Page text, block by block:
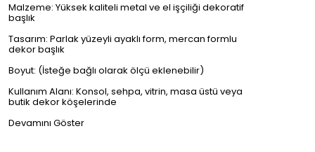
Malzeme: Yüksek kaliteli metal ve el işçiliği dekoratif
başlık
Tasarım: Parlak yüzeyli ayaklı form, mercan formlu
dekor başlık
Boyut: (İsteğe bağlı olarak ölçü eklenebilir)
Kullanım Alanı: Konsol, sehpa, vitrin, masa üstü veya
butik dekor köşelerinde
Devamını Göster